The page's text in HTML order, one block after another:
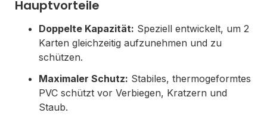
Hauptvorteile
Doppelte Kapazität: Speziell entwickelt, um 2
Karten gleichzeitig aufzunehmen und zu
schützen.
Maximaler Schutz: Stabiles, thermogeformtes
PVC schützt vor Verbiegen, Kratzern und
Staub.